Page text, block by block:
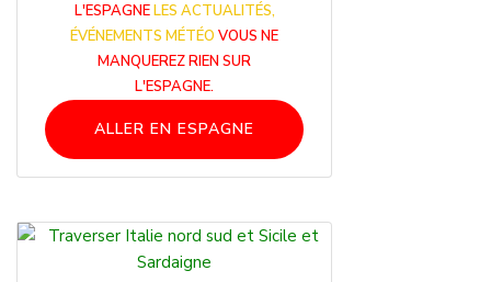
L'ESPAGNELES ACTUALITÉS,
ÉVÉNEMENTS MÉTÉO VOUS NE
MANQUEREZ RIEN SUR
L'ESPAGNE.
ALLER EN ESPAGNE